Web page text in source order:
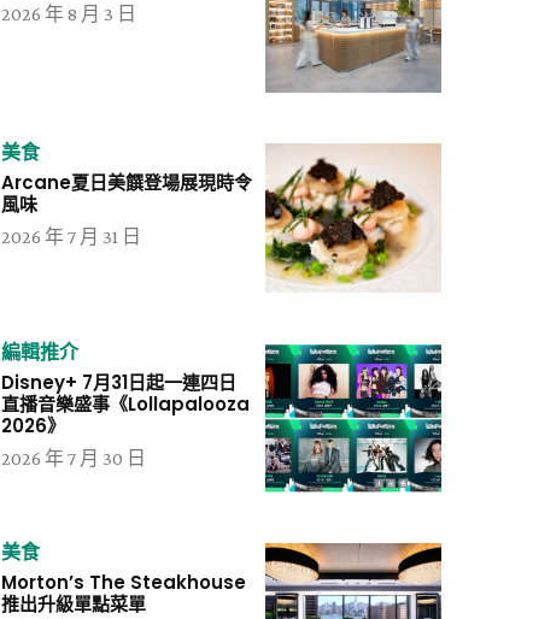
2026 年 8 月 3 日
美食
Arcane夏日美饌登場展現時令
風味
2026 年 7 月 31 日
編輯推介
Disney+ 7月31日起一連四日
直播音樂盛事《Lollapalooza
2026》
2026 年 7 月 30 日
美食
Morton’s The Steakhouse
推出升級單點菜單